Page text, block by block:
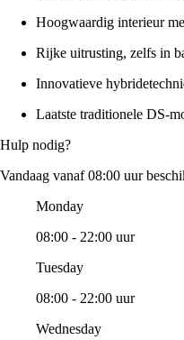
Hoogwaardig interieur
Rijke uitrusting, zelfs in
Innovatieve
Laatste traditionele DS-
Hulp nodig?
Vandaag vanaf 08:00 uur
Monday
08:00 - 22:00 uur
Tuesday
08:00 - 22:00 uur
Wednesday